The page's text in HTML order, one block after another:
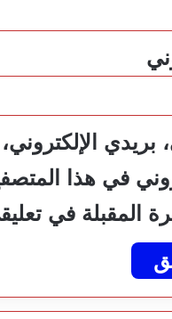
الإلكتروني،
في هذا
المقبلة في